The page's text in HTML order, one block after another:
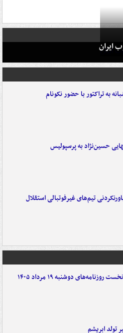
ایران
به تراکتور با حضور نکونام
حسین‌نژاد به پرسپولیس
تیم‌های غیرفوتبالی استقلال
روزنامه‌های دوشنبه ۱۹ مرداد ۱۴۰۵
تولد ابریشم